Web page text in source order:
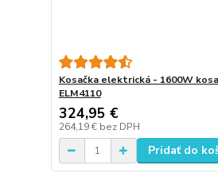
Kosačka elektrická - 1600W
ELM4110
324,95 €
264,19 € bez DPH
Pridať do